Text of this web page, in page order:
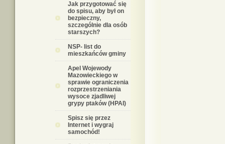
Jak przygotować się
do spisu, aby był on
bezpieczny,
szczególnie dla osób
starszych?
NSP- list do
mieszkańców gminy
Apel Wojewody
Mazowieckiego w
sprawie ograniczenia
rozprzestrzeniania
wysoce zjadliwej
grypy ptaków (HPAI)
Spisz się przez
Internet i wygraj
samochód!